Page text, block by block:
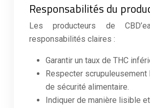
Responsabilités du
Les producteurs de
responsabilités claires :
Garantir un taux de THC
Respecter scrupuleusement
de sécurité alimentaire.
Indiquer de manière lisible